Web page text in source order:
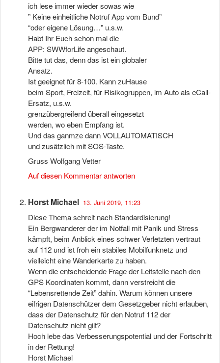
ich lese immer wieder sowas wie
” Keine einheitliche Notruf App vom Bund”
“oder eigene Lösung…” u.s.w.
Habt Ihr Euch schon mal die
APP: SWWforLife angeschaut.
Bitte tut das, denn das ist ein globaler
Ansatz.
Ist geeignet für 8-100. Kann zuHause
beim Sport, Freizeit, für Risikogruppen, im Auto als eCall-
Ersatz, u.s.w.
grenzübergreifend überall eingesetzt
werden, wo eben Empfang ist.
Und das ganmze dann VOLLAUTOMATISCH
und zusätzlich mit SOS-Taste.
Gruss Wolfgang Vetter
Auf diesen Kommentar antworten
Horst Michael 13. Juni 2019, 11:23
Diese Thema schreit nach Standardisierung!
Ein Bergwanderer der im Notfall mit Panik und Stress
kämpft, beim Anblick eines schwer Verletzten vertraut
auf 112 und ist froh ein stabiles Mobilfunknetz und
vielleicht eine Wanderkarte zu haben.
Wenn die entscheidende Frage der Leitstelle nach den
GPS Koordinaten kommt, dann verstreicht die
“Lebensrettende Zeit” dahin. Warum können unsere
eifrigen Datenschützer dem Gesetzgeber nicht erlauben,
dass der Datenschutz für den Notruf 112 der
Datenschutz nicht gilt?
Hoch lebe das Verbesserungspotential und der Fortschritt
in der Rettung!
Horst Michael